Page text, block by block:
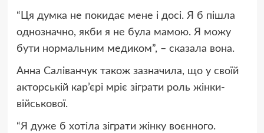
“Ця думка не покидає мене і досі. Я б пішла
однозначно, якби я не була мамою. Я можу
бути нормальним медиком”, – сказала вона.
Анна Саліванчук також зазначила, що у своїй
акторській кар’єрі мріє зіграти роль жінки-
військової.
“Я дуже б хотіла зіграти жінку воєнного.